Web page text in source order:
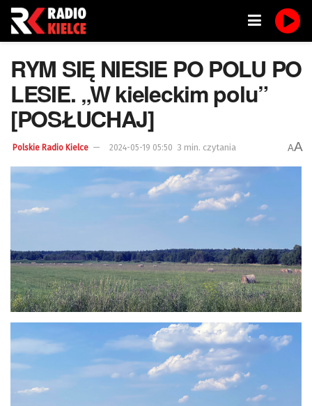
RYM SIĘ NIESIE PO POLU PO
LESIE. „W kieleckim polu”
[POSŁUCHAJ]
Polskie Radio Kielce 2024-05-19 05:50 3 min. czytania AA